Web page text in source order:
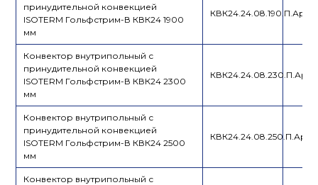
принудительной конвекцией
ISOTERM Гольфстрим-В КВК24 1900
мм
Конвектор внутрипольный с
принудительной конвекцией
ISOTERM Гольфстрим-В КВК24 2300
мм
Конвектор внутрипольный с
принудительной конвекцией
ISOTERM Гольфстрим-В КВК24 2500
мм
Конвектор внутрипольный с